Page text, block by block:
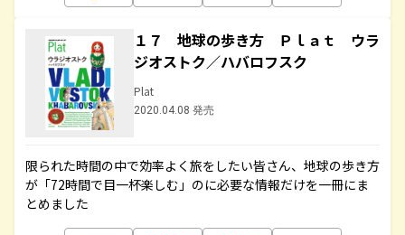
１７ 地球の歩き方 Ｐｌａｔ ウラ
ジオストク／ハバロフスク
Plat
2020.04.08 発売
限られた時間の中で効率よく旅をしたい皆さん、地球の歩き方
が「72時間で目一杯楽しむ」のに必要な情報だけを一冊にま
とめました